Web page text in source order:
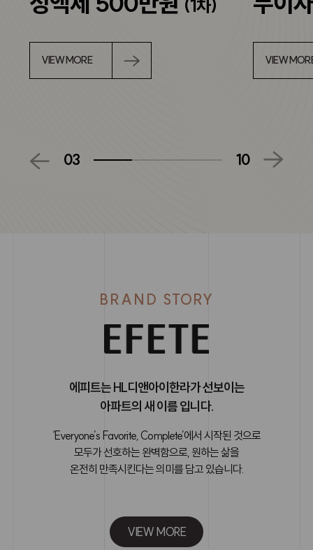
(1차)
VIEW MORE VIEW
03 10
BRAND STORY
에피트는 HL디앤아이한라가 선보이는
아파트의 새 이름 입니다.
‘Everyone’s Favorite, Complete’에서 시작된 것으로
모두가 선호하는 완벽함으로, 원하는 삶을
온전히 만족시킨다는 의미를 담고 있습니다.
VIEW MORE